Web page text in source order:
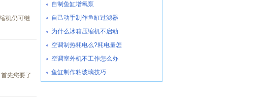
机仍可继
先您要了
自制鱼缸增氧泵
自己动手制作鱼缸过滤器
为什么冰箱压缩机不启动
空调制热耗电么?耗电量怎
空调室外机不工作怎么办
鱼缸制作粘玻璃技巧